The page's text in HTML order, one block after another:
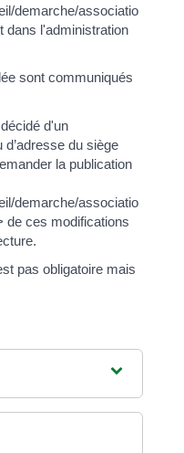
demarche/associatio
dans l'administration
sont communiqués
d'un
du siège
la publication
demarche/associatio
de ces modifications
pas obligatoire mais